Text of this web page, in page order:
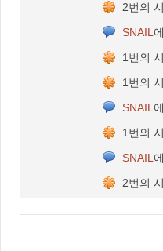
2번의
SNAIL
1번의
1번의
SNAIL
1번의
SNAIL
2번의